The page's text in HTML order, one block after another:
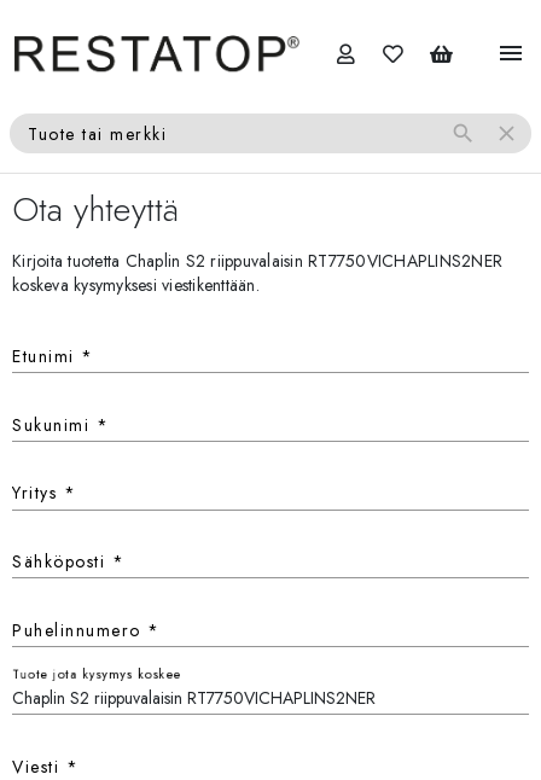
menu
Tuote tai merkki search close
Ota yhteyttä
Kirjoita tuotetta Chaplin S2 riippuvalaisin RT7750VICHAPLINS2NER
koskeva kysymyksesi viestikenttään.
Etunimi *
Sukunimi *
Yritys *
Sähköposti *
Puhelinnumero *
Tuote jota kysymys koskee
Viesti *